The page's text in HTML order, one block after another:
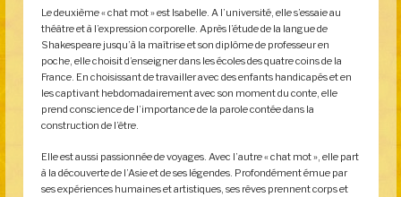
Le deuxième « chat mot » est Isabelle. A l’université, elle s’essaie au
théâtre et à l’expression corporelle. Après l’étude de la langue de
Shakespeare jusqu’à la maîtrise et son diplôme de professeur en
poche, elle choisit d’enseigner dans les écoles des quatre coins de la
France. En choisissant de travailler avec des enfants handicapés et en
les captivant hebdomadairement avec son moment du conte, elle
prend conscience de l’importance de la parole contée dans la
construction de l’être.
Elle est aussi passionnée de voyages. Avec l’autre « chat mot », elle part
à la découverte de l’Asie et de ses légendes. Profondément émue par
ses expériences humaines et artistiques, ses rêves prennent corps et